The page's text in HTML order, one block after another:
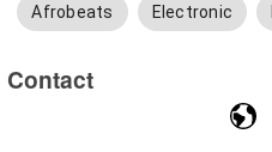
Afrobeats Electronic
Contact